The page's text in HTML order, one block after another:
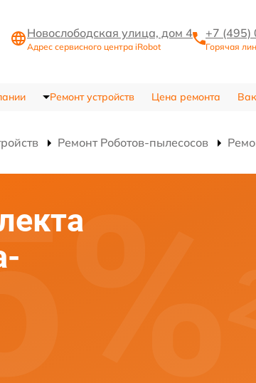
Новослободская улица, дом 4
Адрес сервисного центра iRobot
+7
Горячая
Ремонт устройств Цена ремонта
Ремонт Роботов-пылесосов